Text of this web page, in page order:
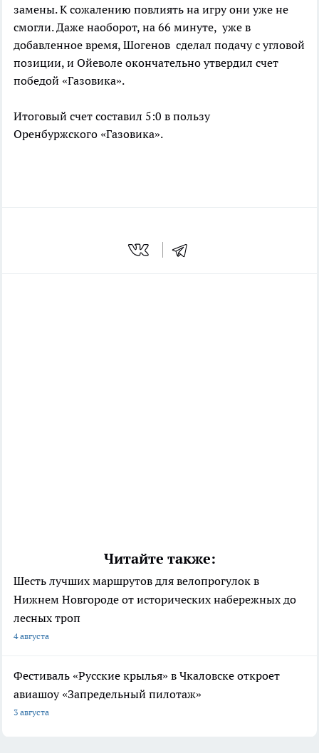
замены. К сожалению повлиять на игру они уже не
смогли. Даже наоборот, на 66 минуте, уже в
добавленное время, Шогенов сделал подачу с угловой
позиции, и Ойеволе окончательно утвердил счет
победой «Газовика».
Итоговый счет составил 5:0 в пользу
Оренбуржского «Газовика».
Читайте также:
Шесть лучших маршрутов для велопрогулок в
Нижнем Новгороде от исторических набережных до
лесных троп
4 августа
Фестиваль «Русские крылья» в Чкаловске откроет
авиашоу «Запредельный пилотаж»
3 августа